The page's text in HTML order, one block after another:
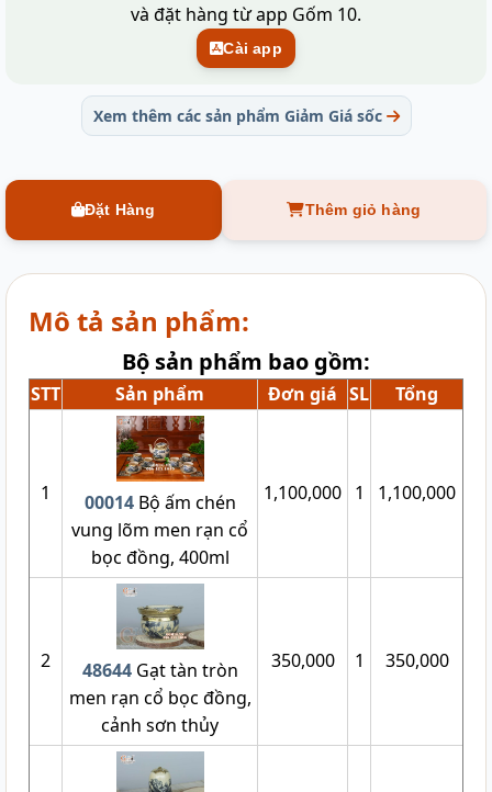
và đặt hàng từ app Gốm 10.
Cài app
Xem thêm các sản phẩm Giảm Giá sốc
Đặt Hàng Thêm giỏ hàng
Mô tả sản phẩm:
Bộ sản phẩm bao gồm:
STT Sản phẩm Đơn giá SL Tổng
1 00014Bộ ấm chén
vung lõm men rạn cổ
bọc đồng, 400ml
1,100,000 1 1,100,000
2 48644Gạt tàn tròn
men rạn cổ bọc đồng,
cảnh sơn thủy
350,000 1 350,000